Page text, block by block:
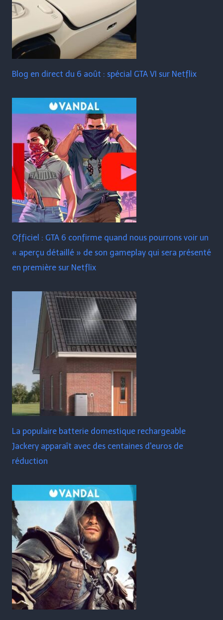
Blog en direct du 6 août : spécial GTA VI sur Netflix
Officiel : GTA 6 confirme quand nous pourrons voir un
« aperçu détaillé » de son gameplay qui sera présenté
en première sur Netflix
La populaire batterie domestique rechargeable
Jackery apparaît avec des centaines d'euros de
réduction